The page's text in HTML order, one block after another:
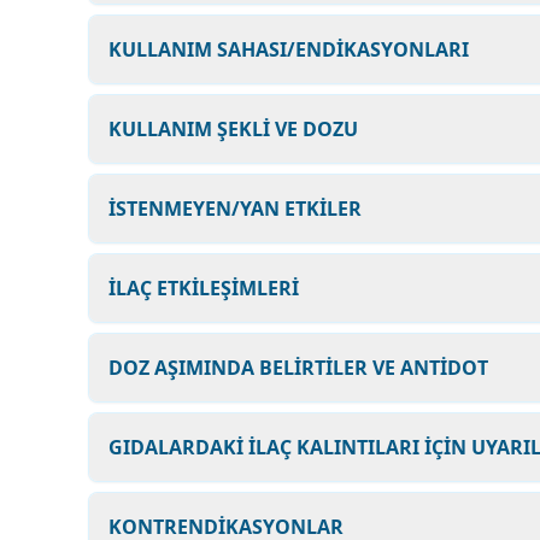
KULLANIM SAHASI/ENDİKASYONLARI
KULLANIM ŞEKLİ VE DOZU
İSTENMEYEN/YAN ETKİLER
İLAÇ ETKİLEŞİMLERİ
DOZ AŞIMINDA BELİRTİLER VE ANTİDOT
GIDALARDAKİ İLAÇ KALINTILARI İÇİN
KONTRENDİKASYONLAR